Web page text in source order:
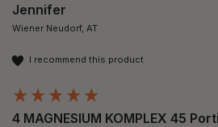
Jennifer
Wiener Neudorf, AT
I recommend this product
4 MAGNESIUM KOMPLEX 45